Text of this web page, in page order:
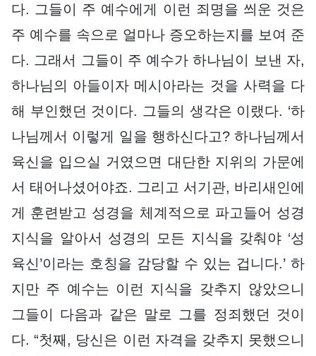
다. 그들이 주 예수에게 이런 죄명을 씌운 것은
주 예수를 속으로 얼마나 증오하는지를 보여 준
다. 그래서 그들이 주 예수가 하나님이 보낸 자,
하나님의 아들이자 메시아라는 것을 사력을 다
해 부인했던 것이다. 그들의 생각은 이랬다. ‘하
나님께서 이렇게 일을 행하신다고? 하나님께서
육신을 입으실 거였으면 대단한 지위의 가문에
서 태어나셨어야죠. 그리고 서기관, 바리새인에
게 훈련받고 성경을 체계적으로 파고들어 성경
지식을 알아서 성경의 모든 지식을 갖춰야 ‘성
육신’이라는 호칭을 감당할 수 있는 겁니다.’ 하
지만 주 예수는 이런 지식을 갖추지 않았으니
그들이 다음과 같은 말로 그를 정죄했던 것이
다. “첫째, 당신은 이런 자격을 갖추지 못했으니